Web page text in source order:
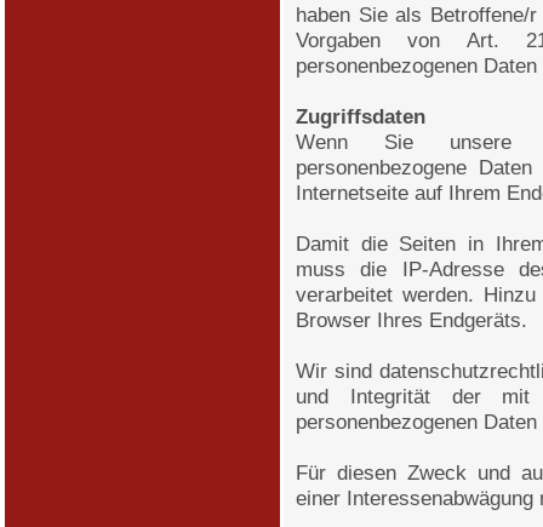
haben Sie als Betroffene/
Vorgaben von Art.
personenbezogenen
Zugriffsdaten
Wenn Sie unsere
personenbezogene
Internetseite auf Ihrem
Damit die Seiten in
muss die IP-Adresse
verarbeitet werden.
Browser Ihres Endgeräts.
Wir sind
und Integrität der mit
personenbezogenen
Für diesen Zweck und
einer